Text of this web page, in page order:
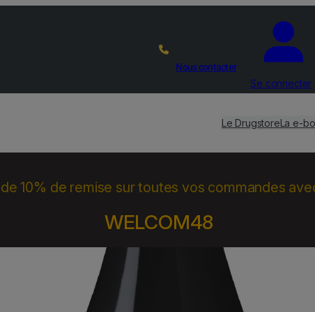
Nous contacter
Se connecter
Le DrugstoreLa e-
10% de remise sur toutes vos commandes
WELCOM48